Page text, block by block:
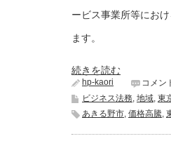
募
ービス事業所等にお
ます。
続きを読む
hp-kaori
補
助
あ
コメン
ビジネス法務, 地域, 東
あきる野市, 価格高騰,